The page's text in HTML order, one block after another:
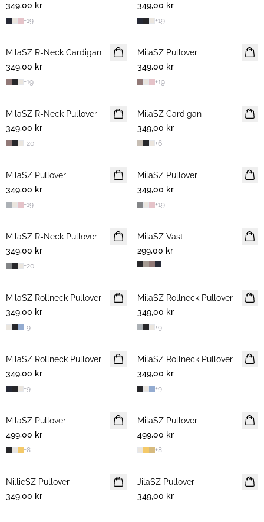
349,00 kr
+19
349,00 kr
+19
MilaSZ R-Neck Cardigan
349,00 kr
+19
MilaSZ Pullover
349,00 kr
+19
MilaSZ R-Neck Pullover
349,00 kr
+20
MilaSZ Cardigan
349,00 kr
+6
MilaSZ Pullover
349,00 kr
+19
MilaSZ Pullover
349,00 kr
+19
MilaSZ R-Neck Pullover
349,00 kr
+20
MilaSZ Väst
299,00 kr
MilaSZ Rollneck Pullover
349,00 kr
+9
MilaSZ Rollneck Pullover
349,00 kr
+9
MilaSZ Rollneck Pullover
349,00 kr
+9
MilaSZ Rollneck Pullover
349,00 kr
+9
MilaSZ Pullover
499,00 kr
+8
MilaSZ Pullover
499,00 kr
+8
NYHET
NillieSZ Pullover
349,00 kr
NYHET
JilaSZ Pullover
349,00 kr